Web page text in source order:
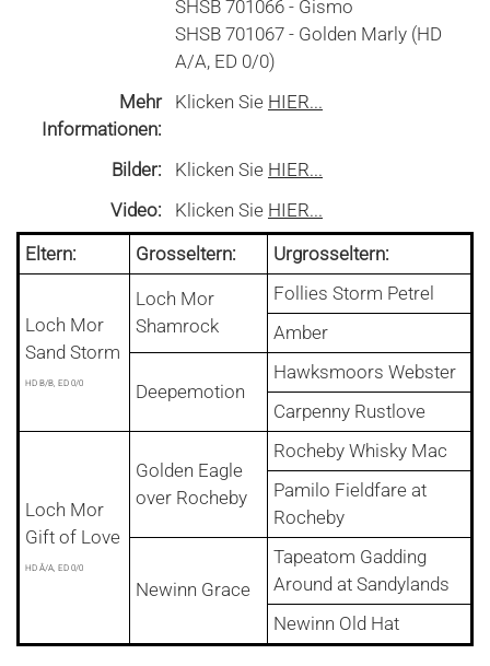
SHSB 701066 - Gismo
SHSB 701067 - Golden Marly (HD
A/A, ED 0/0)
Mehr
Informationen:
Klicken Sie HIER...
Bilder: Klicken Sie HIER...
Video:
Klicken Sie HIER...
Eltern:
Grosseltern: Urgrosseltern:
Loch Mor
Sand Storm
HD B/B, ED 0/0
Loch Mor
Shamrock
Follies Storm Petrel
Amber
Deepemotion
Hawksmoors Webster
Carpenny Rustlove
Loch Mor
Gift of Love
HD Â/A, ED 0/0
Golden Eagle
over Rocheby
Rocheby Whisky Mac
Pamilo Fieldfare at
Rocheby
Newinn Grace
Tapeatom Gadding
Around at Sandylands
Newinn Old Hat